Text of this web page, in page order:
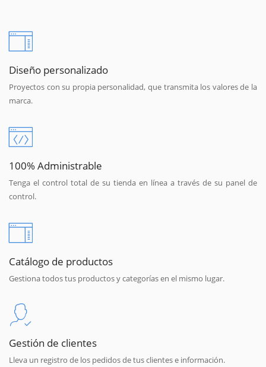
Diseño personalizado
Proyectos con su propia personalidad, que transmita los valores de la
marca.
100% Administrable
Tenga el control total de su tienda en línea a través de su panel de
control.
Catálogo de productos
Gestiona todos tus productos y categorías en el mismo lugar.
Gestión de clientes
Lleva un registro de los pedidos de tus clientes e información.